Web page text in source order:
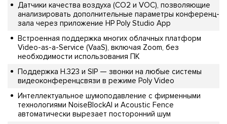
Датчики качества воздуха (CO2 и VOC), позволяющие
анализировать дополнительные параметры конференц-
зала через приложение HP Poly Studio App
Встроенная поддержка многих облачных платформ
Video-as-a-Service (VaaS), включая Zoom, без
необходимости использования ПК
Поддержка H.323 и SIP — звонки на любые системы
видеоконференцсвязи в режиме Poly Video
Интеллектуальное шумоподавление с фирменными
технологиями NoiseBlockAI и Acoustic Fence
автоматически вырезает посторонний шум